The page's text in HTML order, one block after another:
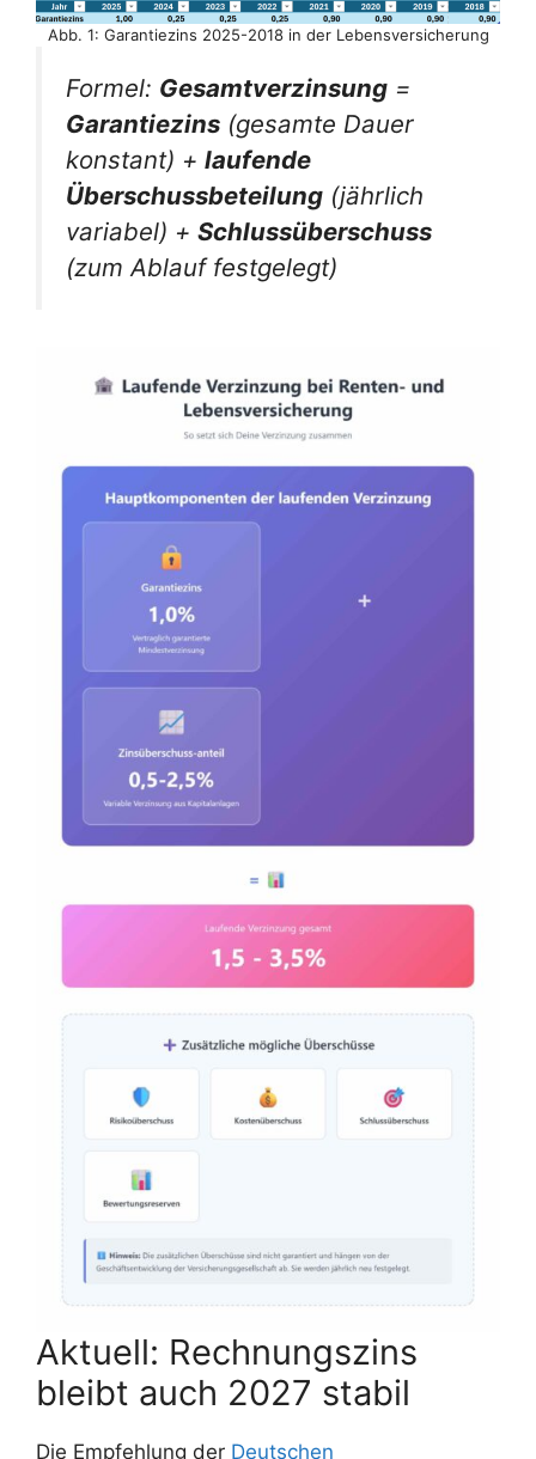
Abb. 1: Garantiezins 2025-2018 in der Lebensversicherung
Formel: Gesamtverzinsung =
Garantiezins (gesamte Dauer
konstant) + laufende
Überschussbeteilung (jährlich
variabel) + Schlussüberschuss
(zum Ablauf festgelegt)
Aktuell: Rechnungszins
bleibt auch 2027 stabil
Die Empfehlung der Deutschen